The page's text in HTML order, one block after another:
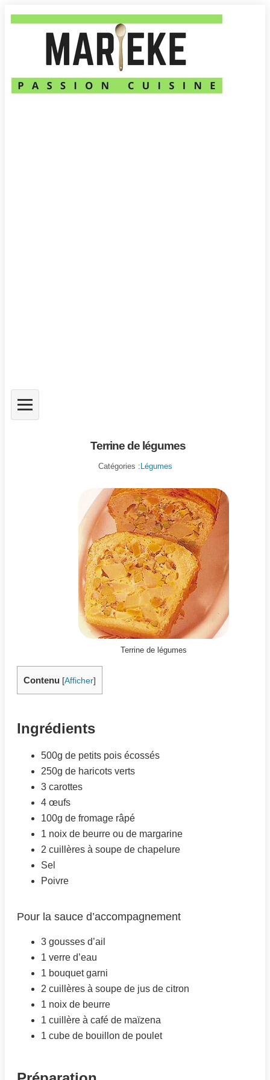
Terrine de légumes
Catégories : Légumes
Terrine de légumes
Contenu [Afficher]
Ingrédients
500g de petits pois écossés
250g de haricots verts
3 carottes
4 œufs
100g de fromage râpé
1 noix de beurre ou de margarine
2 cuillères à soupe de chapelure
Sel
Poivre
Pour la sauce d’accompagnement
3 gousses d’ail
1 verre d’eau
1 bouquet garni
2 cuillères à soupe de jus de citron
1 noix de beurre
1 cuillère à café de maïzena
1 cube de bouillon de poulet